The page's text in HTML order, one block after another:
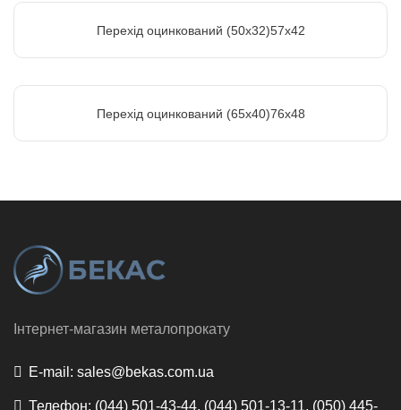
Перехід оцинкований (50х32)57х42
Перехід оцинкований (65х40)76х48
Інтернет-магазин металопрокату
E-mail: sales@bekas.com.ua
Телефон: (044) 501-43-44, (044) 501-13-11, (050) 445-